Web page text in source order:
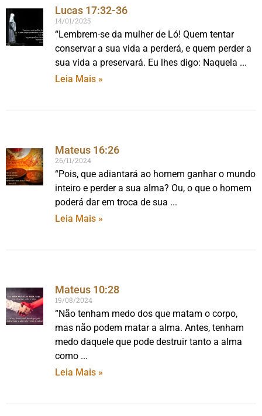
Lucas 17:32-36
14/01/2025
“Lembrem-se da mulher de Ló! Quem tentar
conservar a sua vida a perderá, e quem perder a
sua vida a preservará. Eu lhes digo: Naquela
Leia Mais »
Mateus 16:26
26/11/2024
“Pois, que adiantará ao homem ganhar o mundo
inteiro e perder a sua alma? Ou, o que o homem
poderá dar em troca de sua
Leia Mais »
Mateus 10:28
19/08/2024
“Não tenham medo dos que matam o corpo,
mas não podem matar a alma. Antes, tenham
medo daquele que pode destruir tanto a alma
como
Leia Mais »